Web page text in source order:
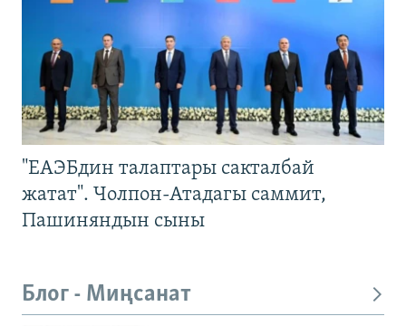
"ЕАЭБдин талаптары сакталбай
жатат". Чолпон-Атадагы саммит,
Пашиняндын сыны
Блог - Миңсанат